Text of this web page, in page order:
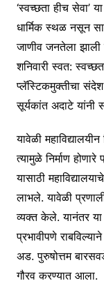
‘स्वच्छता हीच सेवा’
धार्मिक स्थळ नसून
जाणीव जनतेला झाली
शनिवारी स्वत:
प्लॅस्टिकमुक्तीचा
सूर्यकांत अदाटे यांनी
यावेळी
त्यामुळे निर्माण
यासाठी
लाभले. यावेळी
व्यक्त केले. यानंतर या
प्रभावीपणे
अड. पुरुषोत्तम
गौरव करण्यात आला.